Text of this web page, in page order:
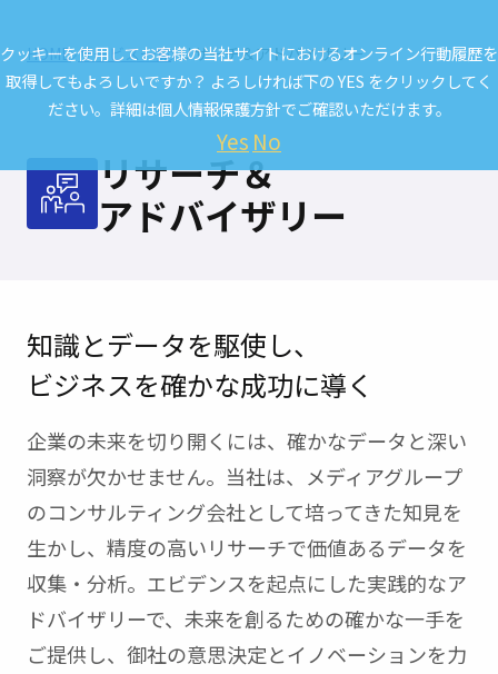
HOME サービス一覧 リサーチ＆アドバイザリー
リサーチ＆
アドバイザリー
知識とデータを駆使し、
ビジネスを確かな成功に導く
企業の未来を切り開くには、確かなデータと深い
洞察が欠かせません。 当社は、メディアグループ
のコンサルティング会社として培ってきた知見を
生かし、精度の高いリサーチで価値あるデータを
収集・分析。エビデンスを起点にした実践的なア
ドバイザリーで、未来を創るための確かな一手を
ご提供し、御社の意思決定とイノベーションを力
クッキーを使用してお客様の当社サイトにおけるオンライン行動履歴を
取得してもよろしいですか？ よろしければ下の YES をクリックしてく
ださい。詳細は個人情報保護方針でご確認いただけます。
Yes No